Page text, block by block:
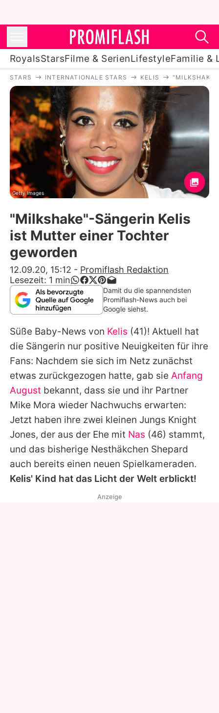
RoyalsStarsFilme & SerienLifestyleFamilie &
Royals
Stars
Filme & Serien
Lifestyle
Familie & Liebe
Promiflash Exklusiv
Alle Themen auf Promiflash
App runterladen
Team
Redaktionelle Richtlinien
Impressum
Datenschutzerklärung
Nutzungsbedingungen
Utiq verwalten
STARS INTERNATIONALE STARS KELIS
Getty Images
"Milkshake"-Sängerin Kelis
ist Mutter einer Tochter
geworden
12.09.20, 15:12 - Promiflash Redaktion
Lesezeit: 1 min
Damit du die spannendsten
Promiflash-News auch bei
Google siehst.
Süße Baby-News von Kelis (41)! Aktuell hat
die Sängerin nur positive Neuigkeiten für ihre
Fans: Nachdem sie sich im Netz zunächst
etwas zurückgezogen hatte, gab sie Anfang
August bekannt, dass sie und ihr Partner
Mike Mora wieder Nachwuchs erwarten:
Jetzt haben ihre zwei kleinen Jungs Knight
Jones, der aus der Ehe mit Nas (46) stammt,
und das bisherige Nesthäkchen Shepard
auch bereits einen neuen Spielkameraden.
Kelis' Kind hat das Licht der Welt erblickt!
Anzeige